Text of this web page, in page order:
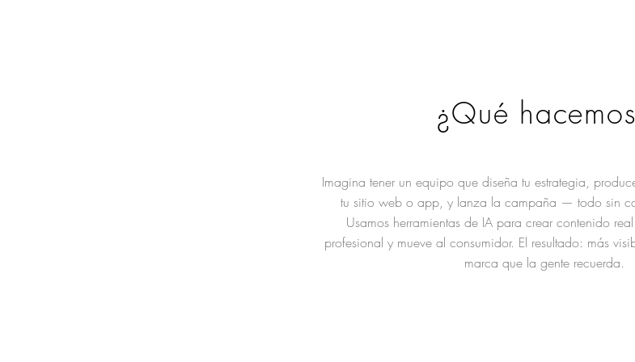
¿Qué
Imagina tener un equipo que diseña tu estrategia,
tu sitio web o app, y lanza la campaña — todo sin
Usamos herramientas de IA para crear contenido
profesional y mueve al consumidor. El resultado: más
marca que la gente recuerda.